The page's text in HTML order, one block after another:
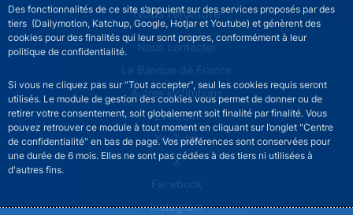
Des fonctionnalités de ce site s’appuient sur des services proposés par des
tiers (Dailymotion, Katchup, Google, Hotjar et Youtube) et génèrent des
cookies pour des finalités qui leur sont propres, conformément à leur
politique de confidentialité.
Si vous ne cliquez pas sur "Tout accepter", seul les cookies requis seront
utilisés. Le module de gestion des cookies vous permet de donner ou de
retirer votre consentement, soit globalement soit finalité par finalité. Vous
pouvez retrouver ce module à tout moment en cliquant sur l’onglet "Centre
de confidentialité" en bas de page. Vos préférences sont conservées pour
une durée de 6 mois. Elles ne sont pas cédées à des tiers ni utilisées à
d'autres fins.
Nous rejoindre
ACPR footer secondary menu (French)
Nous contacter
La Banque de France
Autres institutions
LinkedIn
YouTube
X
Facebook
Instagram